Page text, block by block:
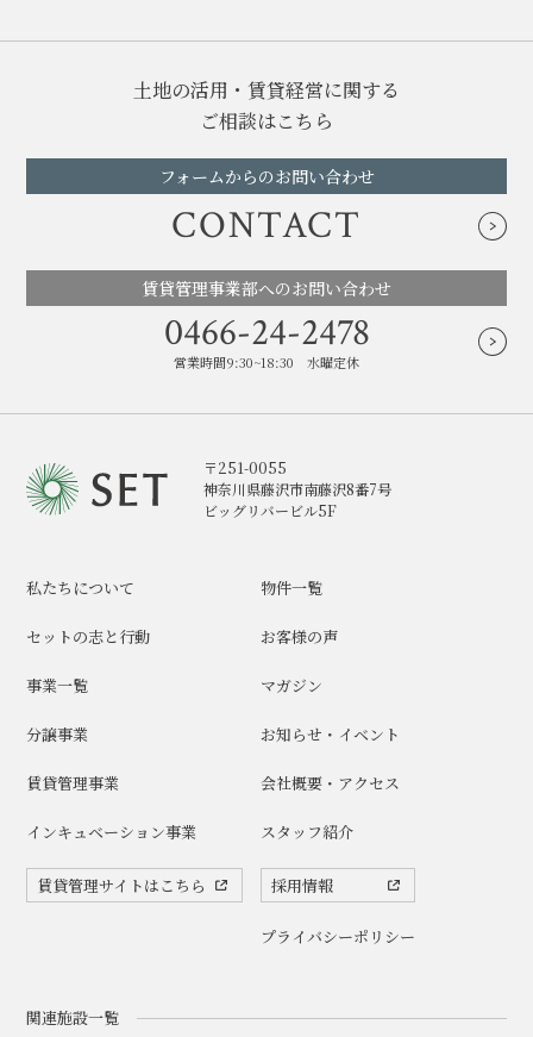
土地の活用・賃貸経営に関する
ご相談はこちら
フォームからのお問い合わせ
CONTACT
賃貸管理事業部へのお問い合わせ
0466-24-2478
営業時間9:30~18:30 水曜定休
〒251-0055
神奈川県藤沢市南藤沢8番7号
ビッグリバービル5F
私たちについて
セットの志と行動
事業一覧
分譲事業
賃貸管理事業
インキュベーション事業
賃貸管理サイトはこちら
物件一覧
お客様の声
マガジン
お知らせ・イベント
会社概要・アクセス
スタッフ紹介
採用情報
プライバシーポリシー
関連施設一覧